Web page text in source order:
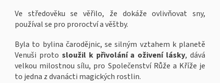
Ve středověku se věřilo, že dokáže ovlivňovat sny,
používal se pro proroctví a věštby.
Byla to bylina čarodějnic, se silným vztahem k planetě
Venuši proto sloužil k přivolání a oživení lásky, dává
velkou milostnou sílu, pro Společenství Růže a Kříže je
to jedna z dvanácti magických rostlin.